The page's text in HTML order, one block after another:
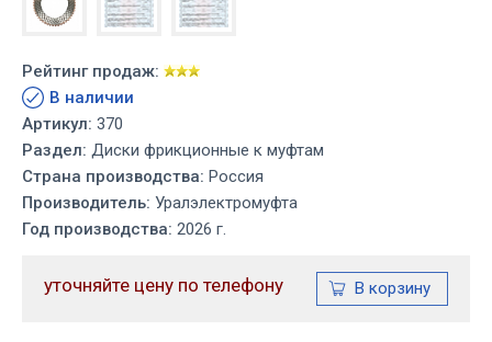
Рейтинг продаж:
В наличии
Артикул: 370
Раздел: Диски фрикционные к муфтам
Страна производства: Россия
Производитель: Уралэлектромуфта
Год производства: 2026 г.
уточняйте цену по телефону